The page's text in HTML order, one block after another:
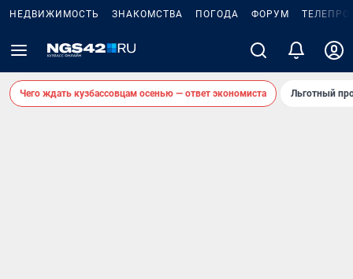
НЕДВИЖИМОСТЬ ЗНАКОМСТВА ПОГОДА ФОРУМ
Чего ждать кузбассовцам осенью — ответ экономиста Льготный